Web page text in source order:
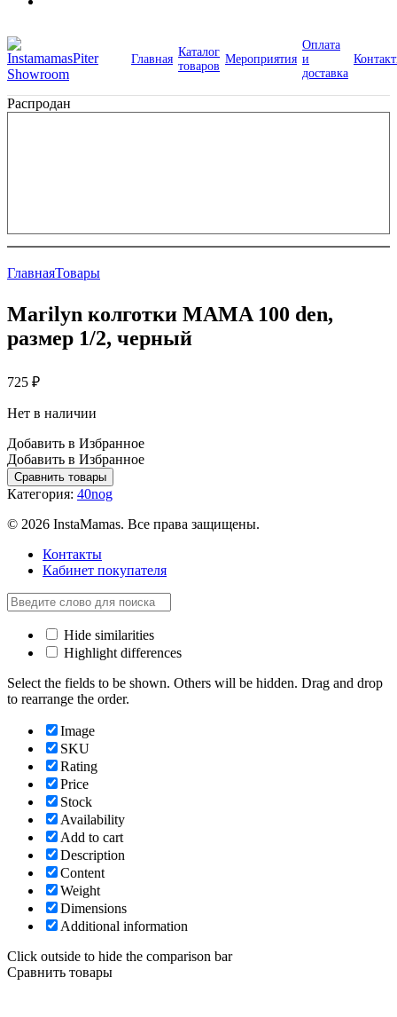
Главная
Каталог
товаров
Мероприятия
Оплата
и
доставка
Распродан
ГлавнаяТовары
Marilyn колготки MAMA 100 den,
размер 1/2, черный
725 ₽
Нет в наличии
Добавить в Избранное
Добавить в Избранное
Сравнить товары
Категория: 40nog
© 2026 InstaMamas. Все права защищены.
Контакты
Кабинет покупателя
Hide similarities
Highlight differences
Select the fields to be shown. Others will be hidden. Drag and drop
to rearrange the order.
Image
SKU
Rating
Price
Stock
Availability
Add to cart
Description
Content
Weight
Dimensions
Additional information
Click outside to hide the comparison bar
Сравнить товары